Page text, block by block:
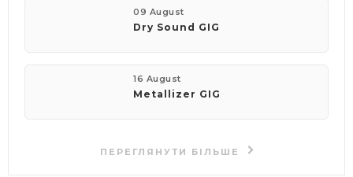
09 August
Dry Sound GIG
16 August
Metallizer GIG
ПЕРЕГЛЯНУТИ БІЛЬШЕ